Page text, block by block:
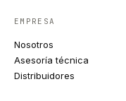
EMPRESA
Nosotros
Asesoría técnica
Distribuidores